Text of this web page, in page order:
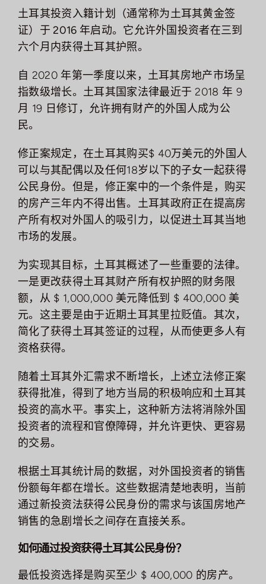
联系
我们
土耳其投资入籍计划（通常称为土耳其黄金签
证）于 2016 年启动。它允许外国投资者在三到
六个月内获得土耳其护照。
自 2020 年第一季度以来，土耳其房地产市场呈
指数级增长。土耳其国家法律最近于 2018 年 9
月 19 日修订，允许拥有财产的外国人成为公
民。
修正案规定，在土耳其购买$ 40万美元的外国人
可以与其配偶以及任何18岁以下的子女一起获得
公民身份。但是，修正案中的一个条件是，购买
的房产三年内不得出售。土耳其政府正在提高房
产所有权对外国人的吸引力，以促进土耳其当地
市场的发展。
为实现其目标，土耳其概述了一些重要的法律。
一是更改获得土耳其财产所有权护照的财务限
额，从 $ 1,000,000 美元降低到 $ 400,000 美
元。这主要是由于近期土耳其里拉贬值。其次，
简化了获得土耳其签证的过程，从而使更多人有
资格获得。
随着土耳其外汇需求不断增长，上述立法修正案
获得批准，得到了地方当局的积极响应和土耳其
投资的高水平。事实上，这种新方法将消除外国
投资者的流程和官僚障碍，并允许更快、更容易
的交易。
根据土耳其统计局的数据，对外国投资者的销售
份额每年都在增长。这些数据清楚地表明，当前
通过新投资法获得公民身份的需求与该国房地产
销售的急剧增长之间存在直接关系。
如何通过投资获得土耳其公民身份？
最低投资选择是购买至少 $ 400,000 的房产。